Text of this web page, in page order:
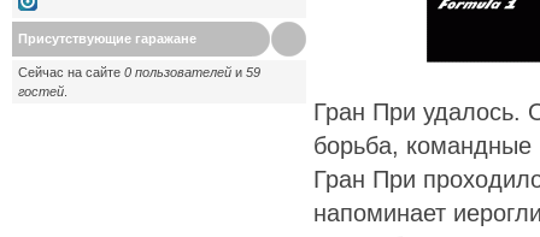
Присутствующие гаражане
Сейчас на сайте 0 пользователей и 59
гостей
Гран При удалось.
борьба, командные
Гран При
напоминает